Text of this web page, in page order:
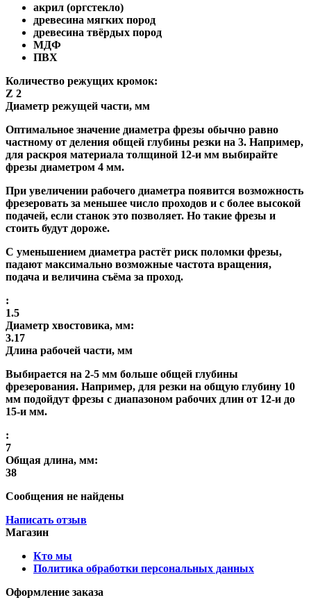
акрил (оргстекло)
древесина мягких пород
древесина твёрдых пород
МДФ
ПВХ
Количество режущих кромок:
Z 2
Диаметр режущей части, мм
Оптимальное значение диаметра фрезы обычно равно
частному от деления общей глубины резки на 3. Например,
для раскроя материала толщиной 12-и мм выбирайте
фрезы диаметром 4 мм.
При увеличении рабочего диаметра появится возможность
фрезеровать за меньшее число проходов и с более высокой
подачей, если станок это позволяет. Но такие фрезы и
стоить будут дороже.
С уменьшением диаметра растёт риск поломки фрезы,
падают максимально возможные частота вращения,
подача и величина съёма за проход.
:
1.5
Диаметр хвостовика, мм:
3.17
Длина рабочей части, мм
Выбирается на 2-5 мм больше общей глубины
фрезерования. Например, для резки на общую глубину 10
мм подойдут фрезы с диапазоном рабочих длин от 12-и до
15-и мм.
:
7
Общая длина, мм:
38
Сообщения не найдены
Написать отзыв
Магазин
Кто мы
Политика обработки персональных данных
Оформление заказа